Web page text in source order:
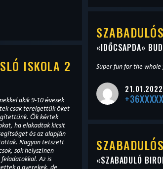
ISKOLA 2
akik 9-10 évesek
csak terelgettük őket
Ők kértek
ha elakadtak kicsit
és az alapján
sok helyszínen
Az is
a gyerekek, de
«IDŐCSAPDA»
Super fun for the
21.01.2022
«SZABADULÓ